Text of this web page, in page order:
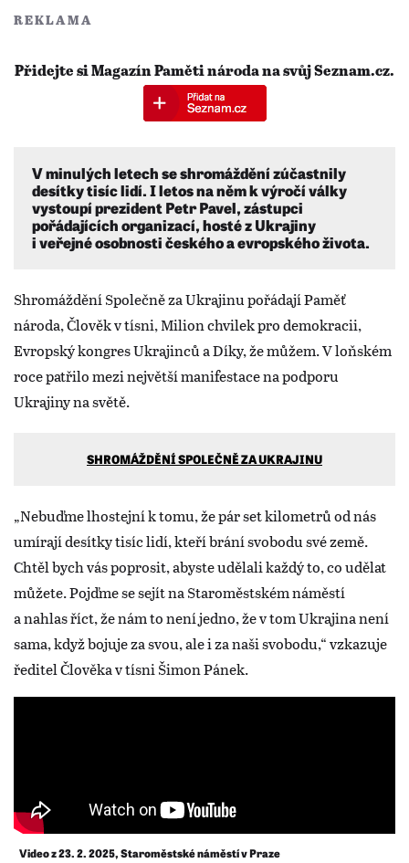
REKLAMA
Přidejte si Magazín Paměti národa na svůj Seznam.cz.
V minulých letech se shromáždění zúčastnily
desítky tisíc lidí. I letos na něm k výročí války
vystoupí prezident Petr Pavel, zástupci
pořádajících organizací, hosté z Ukrajiny
i veřejné osobnosti českého a evropského života.
Shromáždění Společně za Ukrajinu pořádají Paměť
národa, Člověk v tísni, Milion chvilek pro demokracii,
Evropský kongres Ukrajinců a Díky, že můžem. V loňském
roce patřilo mezi největší manifestace na podporu
Ukrajiny na světě.
SHROMÁŽDĚNÍ SPOLEČNĚ ZA UKRAJINU
„Nebuďme lhostejní k tomu, že pár set kilometrů od nás
umírají desítky tisíc lidí, kteří brání svobodu své země.
Chtěl bych vás poprosit, abyste udělali každý to, co udělat
můžete. Pojďme se sejít na Staroměstském náměstí
a nahlas říct, že nám to není jedno, že v tom Ukrajina není
sama, když bojuje za svou, ale i za naši svobodu,“ vzkazuje
ředitel Člověka v tísni Šimon Pánek.
Video z 23. 2. 2025, Staroměstské náměstí v Praze